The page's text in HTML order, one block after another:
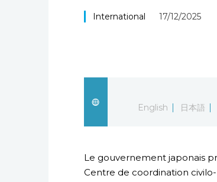
International 17/12/2025
English
日本語
Le gouvernement japonais
Centre de coordination